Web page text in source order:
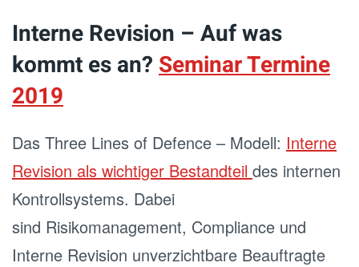
Interne Revision – Auf was
kommt es an?Seminar Termine
2019
Das Three Lines of Defence – Modell: Interne
Revision als wichtiger Bestandteil des internen
Kontrollsystems. Dabei
sind Risikomanagement, Compliance und
Interne Revision unverzichtbare Beauftragte